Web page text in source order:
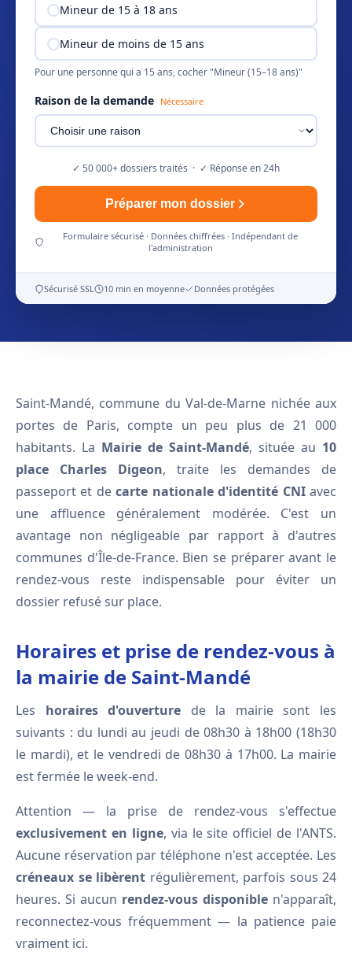
Mineur de 15 à 18 ans
Mineur de moins de 15 ans
Pour une personne qui a 15 ans, cocher "Mineur (15–18 ans)"
Raison de la demande Nécessaire
✓ 50 000+ dossiers traités · ✓ Réponse en 24h
Préparer mon dossier
Formulaire sécurisé · Données chiffrées · Indépendant de
l'administration
Sécurisé SSL 10 min en moyenne Données protégées
Saint-Mandé, commune du Val-de-Marne nichée aux
portes de Paris, compte un peu plus de 21 000
habitants. La Mairie de Saint-Mandé, située au 10
place Charles Digeon, traite les demandes de
passeport et decarte nationale d'identité CNIavec
une affluence généralement modérée. C'est un
avantage non négligeable par rapport à d'autres
communes d'Île-de-France. Bien se préparer avant le
rendez-vous reste indispensable pour éviter un
dossier refusé sur place.
Horaires et prise de rendez-vous à
la mairie de Saint-Mandé
Les horaires d'ouverture de la mairie sont les
suivants : du lundi au jeudi de 08h30 à 18h00 (18h30
le mardi), et le vendredi de 08h30 à 17h00. La mairie
est fermée le week-end.
Attention — la prise de rendez-vous s'effectue
exclusivement en ligne, via le site officiel de l'ANTS.
Aucune réservation par téléphone n'est acceptée. Les
créneaux se libèrent régulièrement, parfois sous 24
heures. Si aucun rendez-vous disponible n'apparaît,
reconnectez-vous fréquemment — la patience paie
vraiment ici.